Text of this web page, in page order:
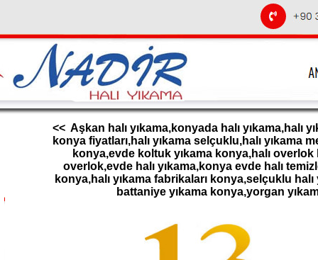
<< Aşkan halı yıkama,konyada halı yıkama,halı
konya fiyatları,halı yıkama selçuklu,halı yıkama
konya,evde koltuk yıkama konya,halı
overlok,evde halı yıkama,konya evde halı
konya,halı yıkama fabrikaları konya,selçuklu
battaniye yıkama konya,yorgan